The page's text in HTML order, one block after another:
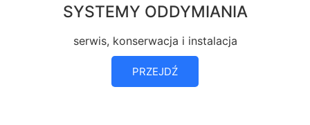
SYSTEMY ODDYMIANIA
serwis, konserwacja i instalacja
PRZEJDŹ